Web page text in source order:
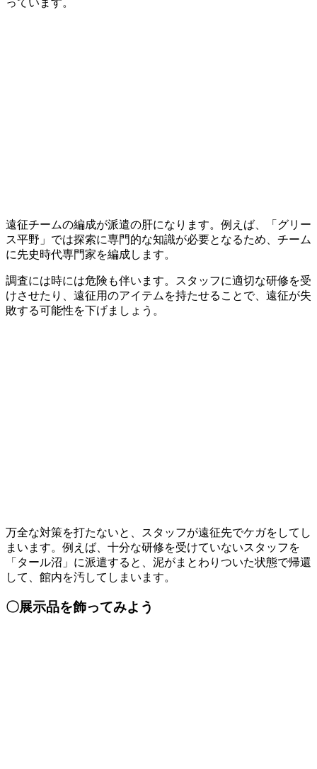
遠征チームの編成が派遣の肝になります。例えば、「グリー
ス平野」では探索に専門的な知識が必要となるため、チーム
に先史時代専門家を編成します。
調査には時には危険も伴います。スタッフに適切な研修を受
けさせたり、遠征用のアイテムを持たせることで、遠征が失
敗する可能性を下げましょう。
万全な対策を打たないと、スタッフが遠征先でケガをしてし
まいます。例えば、十分な研修を受けていないスタッフを
「タール沼」に派遣すると、泥がまとわりついた状態で帰還
して、館内を汚してしまいます。
〇展示品を飾ってみよう